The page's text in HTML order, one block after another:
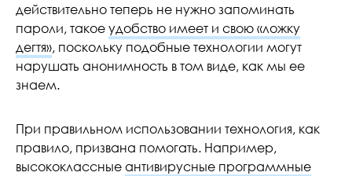
действительно теперь не нужно запоминать
пароли, такое удобство имеет и свою «ложку
дегтя», поскольку подобные технологии могут
нарушать анонимность в том виде, как мы ее
знаем.
При правильном использовании технология, как
правило, призвана помогать. Например,
высококлассные антивирусные программные